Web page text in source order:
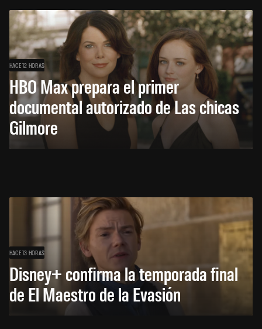
HACE 12 HORAS
HBO Max prepara el primer
documental autorizado de Las chicas
Gilmore
HACE 13 HORAS
Disney+ confirma la temporada final
de El Maestro de la Evasión